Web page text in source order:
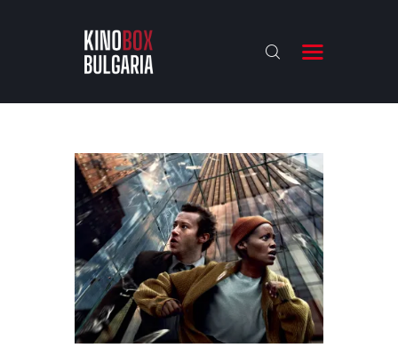
KINOBOX BULGARIA
АНАЛИЗИ
БАХТИ НАГРАДИТЕ
ИНТЕРВЮТА
ЗА НАС